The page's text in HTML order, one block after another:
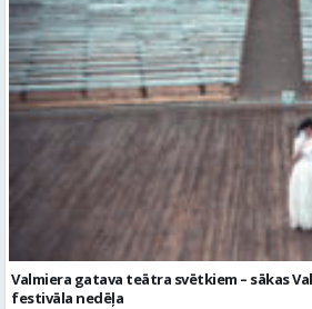
Valmiera gatava teātra svētkiem – sākas
festivāla nedēļa